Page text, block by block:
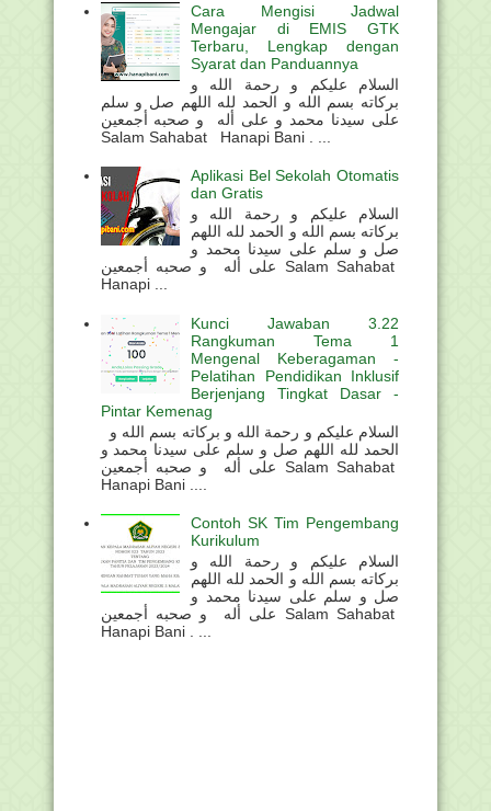
Cara Mengisi Jadwal
Mengajar di EMIS GTK
Terbaru, Lengkap dengan
Syarat dan Panduannya
السلام عليكم و رحمة الله و
بركاته بسم الله و الحمد لله اللهم صل و سلم
على سيدنا محمد و على أله و صحبه أجمعين
Salam Sahabat Hanapi Bani . ...
Aplikasi Bel Sekolah Otomatis
dan Gratis
السلام عليكم و رحمة الله و
بركاته بسم الله و الحمد لله اللهم
صل و سلم على سيدنا محمد و
على أله و صحبه أجمعين Salam Sahabat
Hanapi ...
Kunci Jawaban 3.22
Rangkuman Tema 1
Mengenal Keberagaman -
Pelatihan Pendidikan Inklusif
Berjenjang Tingkat Dasar -
Pintar Kemenag
الحمد لله اللهم صل و سلم على سيدنا محمد و
على أله و صحبه أجمعين Salam Sahabat
Hanapi Bani ....
Contoh SK Tim Pengembang
Kurikulum
السلام عليكم و رحمة الله و
بركاته بسم الله و الحمد لله اللهم
صل و سلم على سيدنا محمد و
على أله و صحبه أجمعين Salam Sahabat
Hanapi Bani . ...